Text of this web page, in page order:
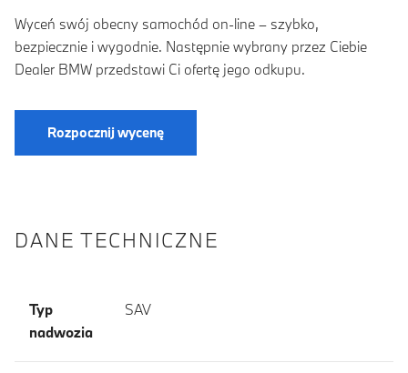
Wyceń swój obecny samochód on-line – szybko,
bezpiecznie i wygodnie. Następnie wybrany przez Ciebie
Dealer BMW przedstawi Ci ofertę jego odkupu.
Rozpocznij wycenę
DANE TECHNICZNE
Typ
nadwozia
SAV